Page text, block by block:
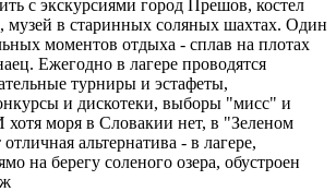
с экскурсиями город Прешов, костел
музей в старинных соляных шахтах. Один
моментов отдыха - сплав на плотах
Ежегодно в лагере проводятся
турниры и эстафеты,
и дискотеки, выборы "мисс" и
хотя моря в Словакии нет, в "Зеленом
альтернатива - в лагере,
на берегу соленого озера, обустроен